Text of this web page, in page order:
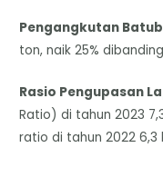
Pengangkutan
ton, naik 25%
Rasio Pengupasan
Ratio) di tahun 2023
ratio di tahun 2022 6,3